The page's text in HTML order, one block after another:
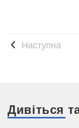
Наступна
Дивіться